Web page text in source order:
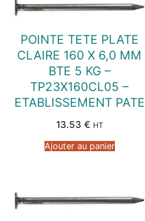
POINTE TETE PLATE
CLAIRE 160 X 6,0 MM
BTE 5 KG –
TP23X160CL05 –
ETABLISSEMENT PATE
13.53 € HT
Ajouter au panier